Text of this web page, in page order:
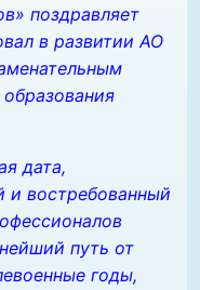
поздравляет
в развитии АО
дата,
востребованный
путь от
годы,